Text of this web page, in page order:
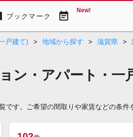
ブックマーク event_note New!
戸建て) > 地域から探す > 滋賀県 >
ン・アパート・一
す。ご希望の間取りや家賃などの条件